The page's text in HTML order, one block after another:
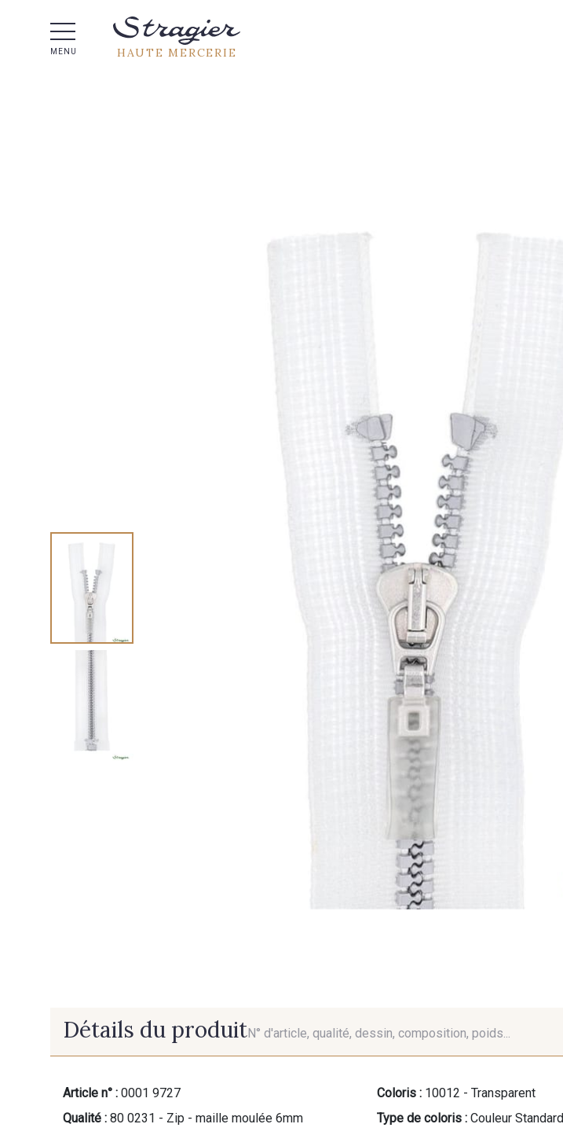
MENU HAUTE MERCERIE
Détails du produitN° d'article, qualité, dessin, composition, poids...
Article n° : 0001 9727
Qualité : 80 0231 - Zip - maille moulée 6mm
Coloris : 10012 - Transparent
Type de coloris : Couleur Standard